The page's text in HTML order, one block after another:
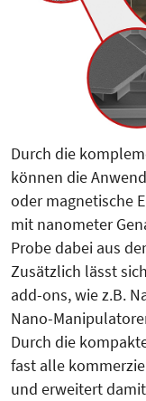
Durch die
können die
oder magnetische
mit nanometer
Probe dabei aus
Zusätzlich lässt
add-ons, wie z.B.
Nano-
Durch die
fast alle
und erweitert